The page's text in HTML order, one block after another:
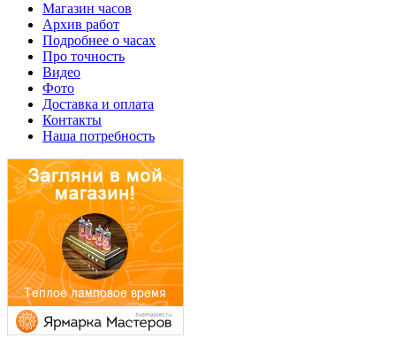
Магазин часов
Архив работ
Подробнее о часах
Про точность
Видео
Фото
Доставка и оплата
Контакты
Наша потребность